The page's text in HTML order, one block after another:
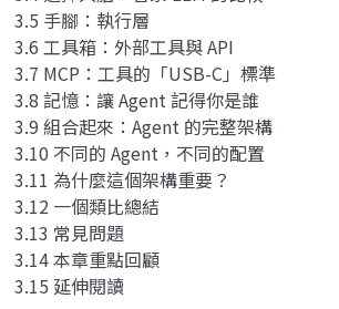
3.5 手腳：執行層
3.6 工具箱：外部工具與 API
3.7 MCP：工具的「USB-C」標準
3.8 記憶：讓 Agent 記得你是誰
3.9 組合起來：Agent 的完整架構
3.10 不同的 Agent，不同的配置
3.11 為什麼這個架構重要？
3.12 一個類比總結
3.13 常見問題
3.14 本章重點回顧
3.15 延伸閱讀